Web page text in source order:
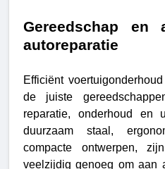
Gereedschap en
autoreparatie
Efficiënt
de juiste
reparatie, onderhoud en
duurzaam staal,
compacte ontwerpen,
veelzijdig genoeg om aan